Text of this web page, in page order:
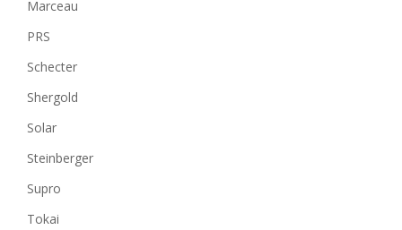
Marceau
PRS
Schecter
Shergold
Solar
Steinberger
Supro
Tokai